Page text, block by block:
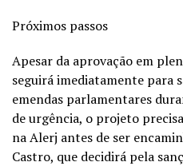
Próximos passos
Apesar da aprovação em
seguirá imediatamente para
emendas parlamentares
de urgência, o projeto
na Alerj antes de ser
Castro, que decidirá pela